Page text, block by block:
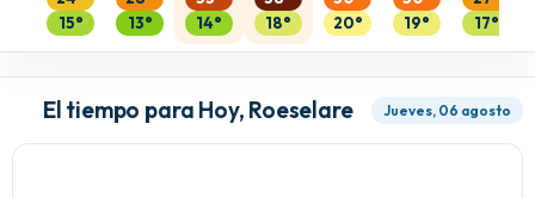
15°
13°
14°
18°
20°
19°
17°
El tiempo para Hoy, Roeselare Jueves, 06 agosto